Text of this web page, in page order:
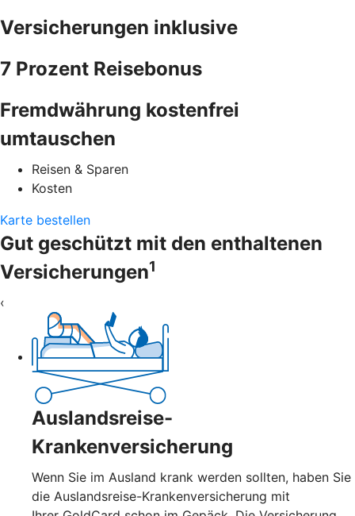
Versicherungen inklusive
7 Prozent Reisebonus
Fremdwährung kostenfrei
umtauschen
Reisen & Sparen
Kosten
Karte bestellen
Gut geschützt mit den enthaltenen
Versicherungen1
‹
Auslandsreise-
Krankenversicherung
Wenn Sie im Ausland krank werden sollten, haben Sie
die Auslandsreise-Krankenversicherung mit